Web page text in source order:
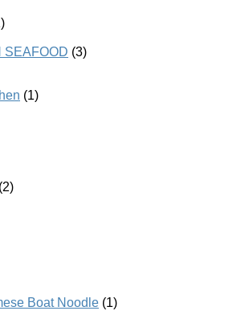
SEAFOOD (3)
(1)
(2)
Boat Noodle (1)